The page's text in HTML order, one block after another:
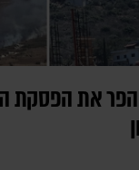
הפר את